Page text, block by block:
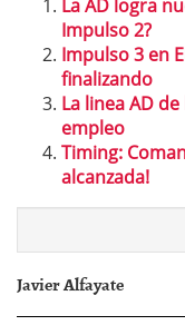
La AD logra
Impulso 2?
Impulso 3 en
finalizando
La linea AD
empleo
Timing:
alcanzada!
Javier Alfayate